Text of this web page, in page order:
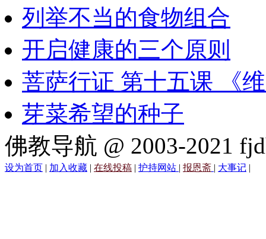
列举不当的食物组合
开启健康的三个原则
菩萨行证 第十五课 《
芽菜希望的种子
佛教导航 @ 2003-2021
设为首页 | 加入收藏 | 在线投稿 | 护持网站 | 报恩斋 | 大事记 |